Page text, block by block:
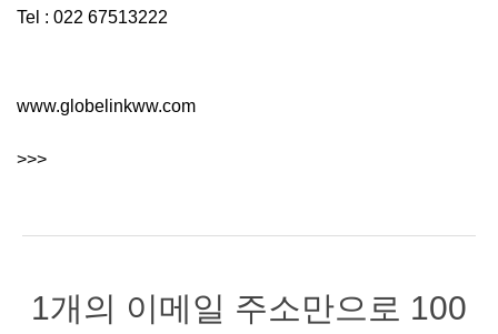
Tel : 022 67513222
www.globelinkww.com
>>>
1개의 이메일 주소만으로 100